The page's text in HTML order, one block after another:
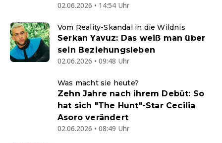
02.06.2026 • 14:54 Uhr
Vom Reality-Skandal in die Wildnis
Serkan Yavuz: Das weiß man über
sein Beziehungsleben
02.06.2026 • 09:48 Uhr
Was macht sie heute?
Zehn Jahre nach ihrem Debüt: So
hat sich "The Hunt"-Star Cecilia
Asoro verändert
02.06.2026 • 08:49 Uhr